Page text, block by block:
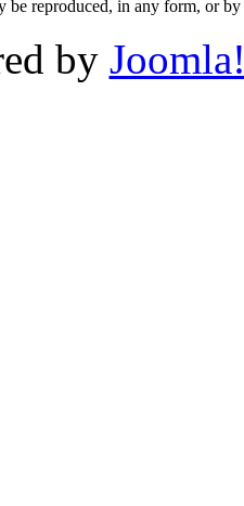
be reproduced, in any form, or
by